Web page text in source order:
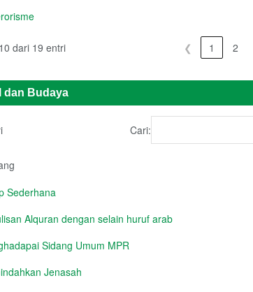
dari 19 entri ❮ 1 2
dan Budaya
Cari:
Sederhana
Alquran dengan selain huruf arab
Sidang Umum MPR
Jenasah